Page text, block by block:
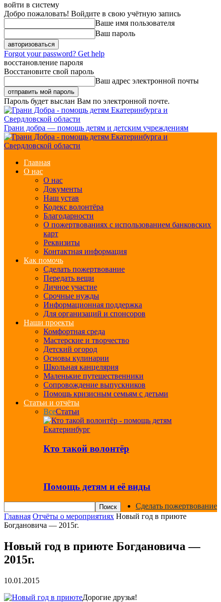
войти в систему
Добро пожаловать! Войдите в свою учётную запись
Ваше имя пользователя
Ваш пароль
Forgot your password? Get help
восстановление пароля
Восстановите свой пароль
Ваш адрес электронной почты
Пароль будет выслан Вам по электронной почте.
Грани добра — помощь детям и детским учреждениям
Главная
О нас
О нас
Документы
Наш устав
Кодекс волонтёра
Благодарности
О пожертвованиях с использованием банковских
карт
Реквизиты
Контактная информация
Как помочь
Сделать пожертвование
Передать вещи
Личное участие
Срочные нужды
Информационная поддержка
Для организаций и спонсоров
Наши проекты
Комфортная среда
Мастерские и творчество
Детский огород
Основы кулинарии
Школьная канцелярия
Маленькие путешественники
Сопровождение выпускников
Помощь кризисным семьям с детьми
Статьи и отчёты
ВсеСтатьи
Кто такой волонтёр
Помощь детям и её виды
Сделать пожертвование
Главная Отчёты о мероприятиях Новый год в приюте
Богдановича — 2015г.
Новый год в приюте Богдановича —
2015г.
10.01.2015
Дорогие друзья!